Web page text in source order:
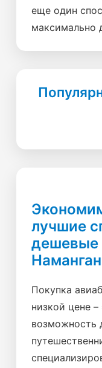
еще один
максимально
лучшие
дешевые
Покупка
низкой цене
возможность